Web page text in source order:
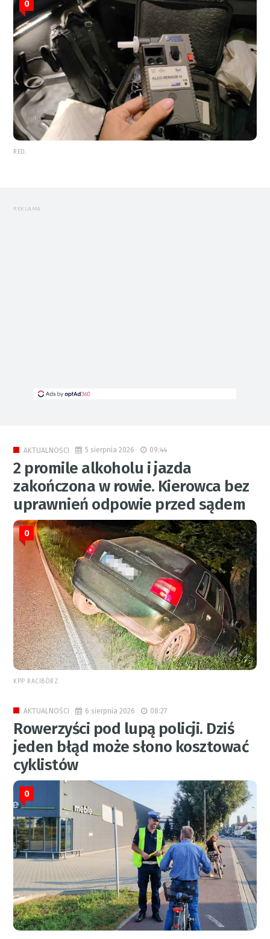
0
RED.
REKLAMA
AKTUALNOŚCI 5 sierpnia 2026 09:44
2 promile alkoholu i jazda
zakończona w rowie. Kierowca bez
uprawnień odpowie przed sądem
0
KPP RACIBÓRZ
AKTUALNOŚCI 6 sierpnia 2026 08:27
Rowerzyści pod lupą policji. Dziś
jeden błąd może słono kosztować
cyklistów
0